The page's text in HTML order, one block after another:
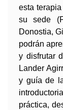
esta
su sede
Donostia,
podrán
y disfrutar
Lander
y guía de
práctica,